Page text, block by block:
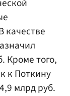
качестве
Кроме того,
к Поткину
млрд руб.